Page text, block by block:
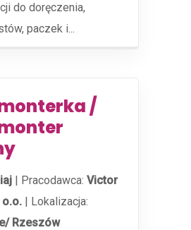
do doręczenia,
paczek i...
/
| Pracodawca: Victor
o.o. | Lokalizacja:
Rzeszów